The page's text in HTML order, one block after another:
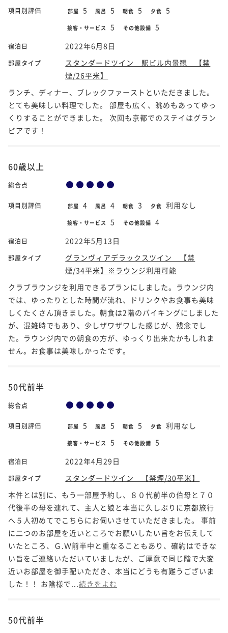
項目別評価 部屋 5 風呂 5 朝食 5 夕食 5
接客・サービス 5 その他設備 5
宿泊日 2022年6月8日
部屋タイプ
スタンダードツイン 駅ビル内景観 【禁
煙/26平米】
ランチ、ディナー、ブレックファーストといただきました。
とても美味しい料理でした。 部屋も広く、眺めもあってゆっ
くりすることができました。 次回も京都でのステイはグラン
ビアです！
60歳以上
総合点
項目別評価 部屋 4 風呂 4 朝食 3 夕食 利用なし
接客・サービス 5 その他設備 4
宿泊日 2022年5月13日
部屋タイプ
グランヴィアデラックスツイン 【禁
煙/34平米】※ラウンジ利用可能
クラブラウンジを利用できるプランにしました。ラウンジ内
では、ゆったりとした時間が流れ、ドリンクやお食事も美味
しくたくさん頂きました。朝食は2階のバイキングにしました
が、混雑時でもあり、少しザワザワした感じが、残念でし
た。ラウンジ内での朝食の方が、ゆっくり出来たかもしれま
せん。お食事は美味しかったです。
50代前半
総合点
項目別評価 部屋 5 風呂 5 朝食 5 夕食 利用なし
接客・サービス 5 その他設備 5
宿泊日 2022年4月29日
部屋タイプ
スタンダードツイン 【禁煙/30平米】
本件とは別に、もう一部屋予約し、８０代前半の伯母と７０
代後半の母を連れて、主人と娘と本当に久しぶりに京都旅行
へ５人初めてでこちらにお伺いさせていただきました。 事前
に二つのお部屋を近いところでお願いしたい旨をお伝えして
いたところ、Ｇ.Ｗ前半中と重なることもあり、確約はできな
い旨をご連絡いただいていましたが、ご厚意で同じ階で大変
近いお部屋を御手配いただき、本当にどうも有難うございま
した！！ お陰様で... 続きをよむ
50代前半